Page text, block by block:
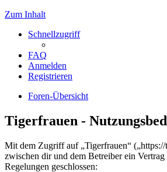
Zum Inhalt
Schnellzugriff
FAQ
Anmelden
Registrieren
Foren-Übersicht
Tigerfrauen -
Mit dem Zugriff auf „Tigerfrauen“
zwischen dir und dem Betreiber ein
Regelungen geschlossen: